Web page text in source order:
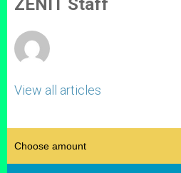
p e k
ZENIT Staff
View all articles